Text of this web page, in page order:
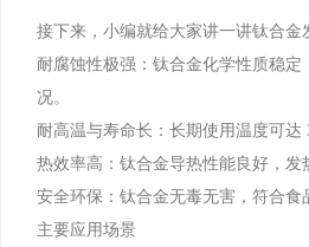
接下来，小编就给大家讲一讲钛合金
耐腐蚀性极强：钛合金化学性质稳
况。
耐高温与寿命长：长期使用温度可
热效率高：钛合金导热性能良好，发
安全环保：钛合金无毒无害，符合食
主要应用场景